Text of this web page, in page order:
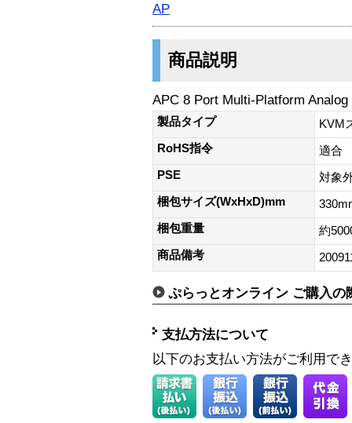
AP
商品説明
APC 8 Port Multi-Platform Analog
製品タイプ
KVM
RoHS指令
適合
PSE
対象
梱包サイズ(WxHxD)mm
梱包重量
約
商品備考
ぷらっとオンライン ご購入の
支払方法について
以下のお支払い方法がご利用で